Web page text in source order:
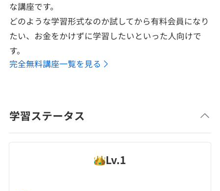
な講座です。
どのような学習形式なのか試してから有料会員になり
たい、お金をかけずに学習したいといった人向けで
す。
完全無料講座一覧を見る
学習ステータス
Lv.1